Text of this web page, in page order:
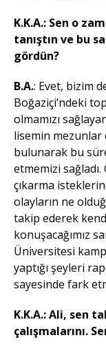
K.K.A.: Sen o
tanıştın ve bu
gördün?
B.A.: Evet, bizim
Boğaziçi’ndeki
olmamızı
lisemin mezunlar
bulunarak bu
etmemizi
çıkarma
olayların ne
takip ederek
konuşacağımız
Üniversitesi
yaptığı şeyleri
sayesinde fark
K.K.A.: Ali, sen
çalışmalarını.